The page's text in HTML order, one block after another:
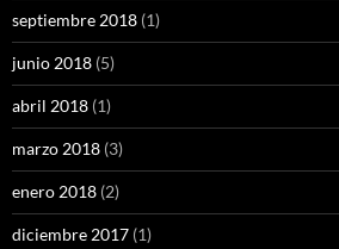
septiembre 2018 (1)
junio 2018 (5)
abril 2018 (1)
marzo 2018 (3)
enero 2018 (2)
diciembre 2017 (1)